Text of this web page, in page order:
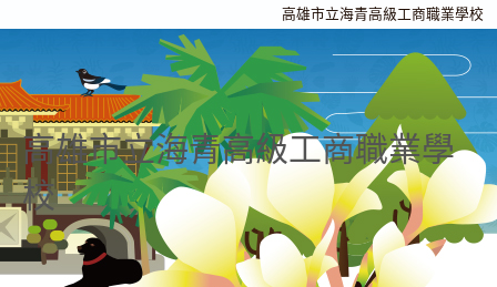
高雄市立海青高級工商職業學校
高雄市立海青高級工商職業學
校